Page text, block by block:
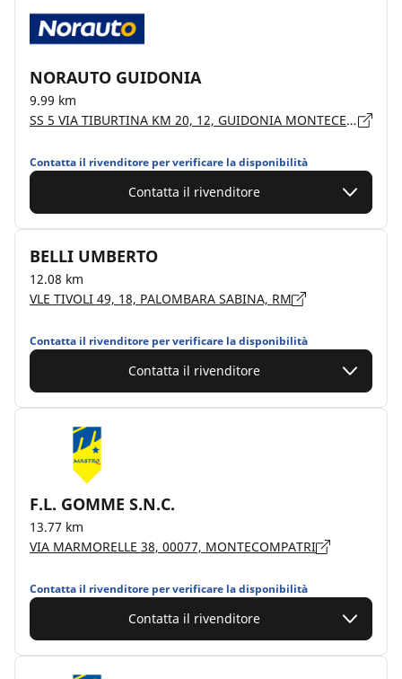
NORAUTO GUIDONIA
9.99 km
SS 5 VIA TIBURTINA KM 20, 12, GUIDONIA MONTECELIO
Contatta il rivenditore per verificare la disponibilità
Contatta il rivenditore
BELLI UMBERTO
12.08 km
VLE TIVOLI 49, 18, PALOMBARA SABINA, RM
Contatta il rivenditore per verificare la disponibilità
Contatta il rivenditore
F.L. GOMME S.N.C.
13.77 km
VIA MARMORELLE 38, 00077, MONTECOMPATRI
Contatta il rivenditore per verificare la disponibilità
Contatta il rivenditore